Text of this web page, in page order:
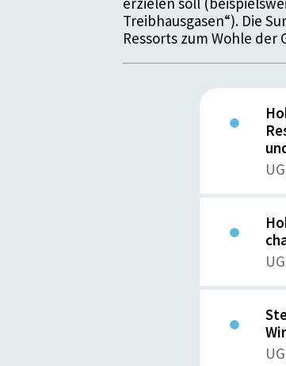
Treibhausgasen“). Die
Ressorts zum Wohle der